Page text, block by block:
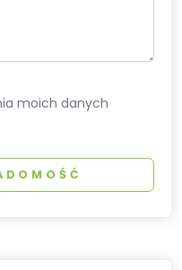
moich danych